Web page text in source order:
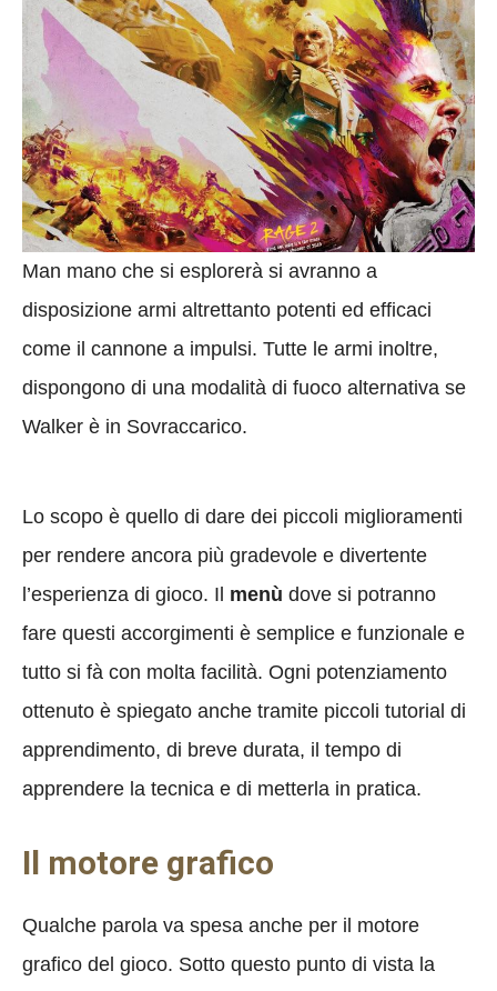
Man mano che si esplorerà si avranno a
disposizione armi altrettanto potenti ed efficaci
come il cannone a impulsi. Tutte le armi inoltre,
dispongono di una modalità di fuoco alternativa se
Walker è in Sovraccarico.
Lo scopo è quello di dare dei piccoli miglioramenti
per rendere ancora più gradevole e divertente
l’esperienza di gioco. Il menù dove si potranno
fare questi accorgimenti è semplice e funzionale e
tutto si fà con molta facilità. Ogni potenziamento
ottenuto è spiegato anche tramite piccoli tutorial di
apprendimento, di breve durata, il tempo di
apprendere la tecnica e di metterla in pratica.
Il motore grafico
Qualche parola va spesa anche per il motore
grafico del gioco. Sotto questo punto di vista la